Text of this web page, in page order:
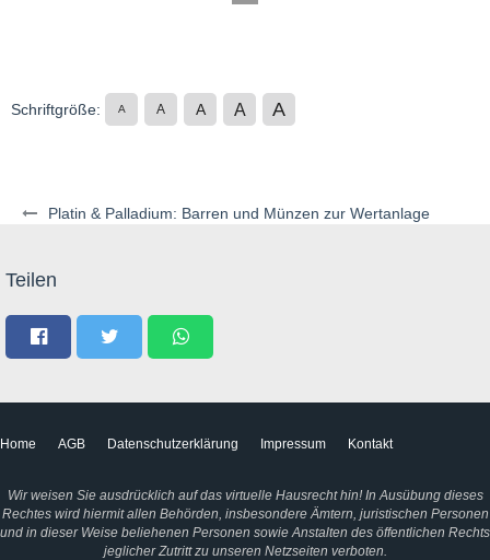
Platin & Palladium: Barren und Münzen zur Wertanlage
Schriftgröße: A A A A A
Teilen
Home AGB Datenschutzerklärung Impressum Kontakt
Wir weisen Sie ausdrücklich auf das virtuelle Hausrecht hin! In Ausübung dieses
Rechtes wird hiermit allen Behörden, insbesondere Ämtern, juristischen Personen
und in dieser Weise beliehenen Personen sowie Anstalten des öffentlichen Rechts
jeglicher Zutritt zu unseren Netzseiten verboten.